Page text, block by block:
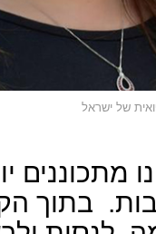
של ישראל
בתוך